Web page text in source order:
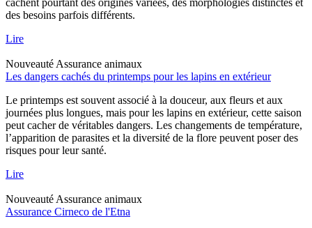
des besoins parfois différents.
Lire
Nouveauté Assurance animaux
Les dangers cachés du printemps pour les lapins en extérieur
Le printemps est souvent associé à la douceur, aux fleurs et aux
journées plus longues, mais pour les lapins en extérieur, cette saison
peut cacher de véritables dangers. Les changements de température,
l’apparition de parasites et la diversité de la flore peuvent poser des
risques pour leur santé.
Lire
Nouveauté Assurance animaux
Assurance Cirneco de l'Etna